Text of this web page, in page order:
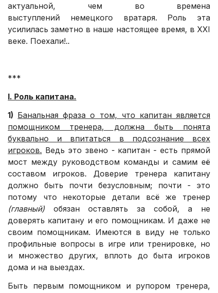
актуальной, чем во времена
выступлений немецкого вратаря. Роль эта
усилилась заметно в наше настоящее время, в XXI
веке. Поехали!..
***
I. Роль капитана.
1) Банальная фраза о том, что капитан является
помощником тренера, должна быть понята
буквально и впитаться в подсознание всех
игроков. Ведь это звено - капитан - есть прямой
мост между руководством команды и самим её
составом игроков. Доверие тренера капитану
должно быть почти безусловным; почти - это
потому что некоторые детали всё же тренер
(главный) обязан оставлять за собой, а не
доверять капитану и его помощникам. И даже не
своим помощникам. Имеются в виду не только
профильные вопросы в игре или тренировке, но
и множество других, вплоть до быта игроков
дома и на выездах.
Быть первым помощником и рупором тренера,